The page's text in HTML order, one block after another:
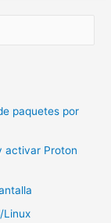
paquetes por
activar Proton
Linux